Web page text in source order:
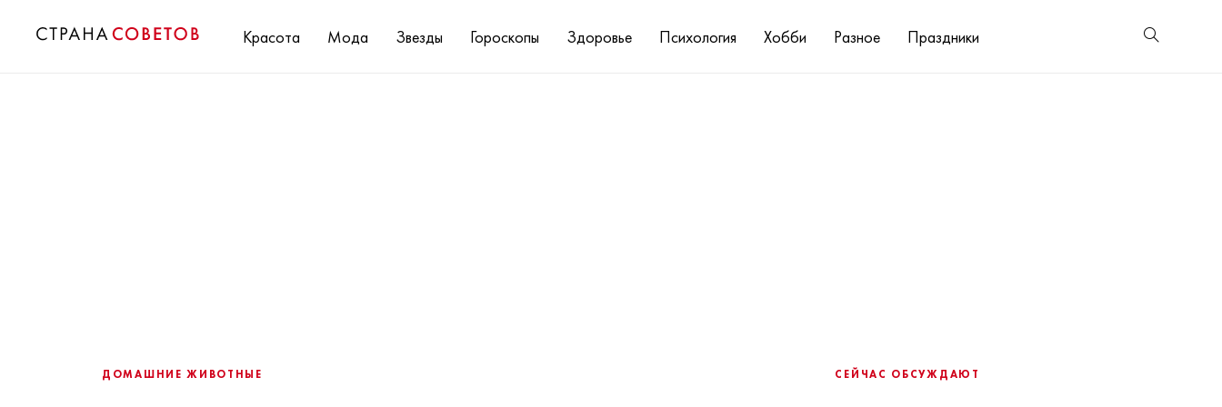
Красота Мода Звезды Гороскопы Здоровье Психология Хобби Разное Праздники
СЕЙЧАС ОБСУЖДАЮТ
ДОМАШНИЕ ЖИВОТНЫЕ